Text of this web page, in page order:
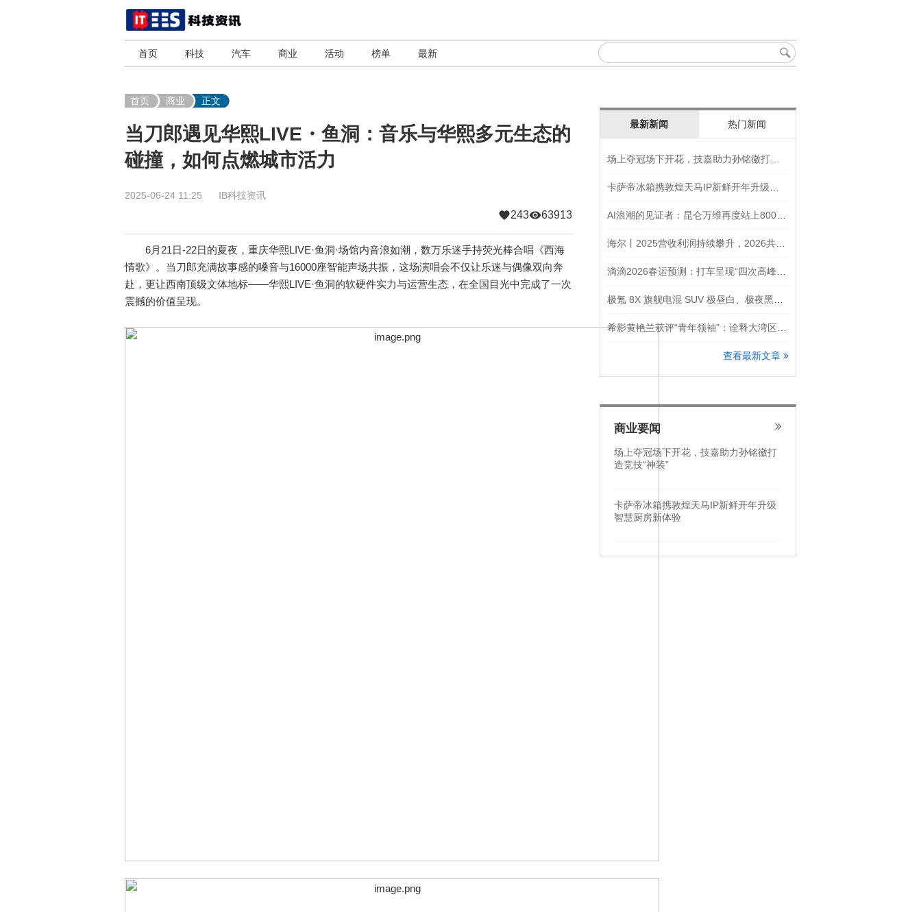
首页 科技 汽车 商业 活动 榜单 最新
首页 商业 正文
当刀郎遇见华熙LIVE・鱼洞：音乐与华熙多元生态的
碰撞，如何点燃城市活力
2025-06-24 11:25 IB科技资讯
243 63913
6月21日-22日的夏夜，重庆华熙LIVE·鱼洞·场馆内音浪如潮，数万乐迷手持荧光棒合唱《西海
情歌》。当刀郎充满故事感的嗓音与16000座智能声场共振，这场演唱会不仅让乐迷与偶像双向奔
赴，更让西南顶级文体地标——华熙LIVE·鱼洞的软硬件实力与运营生态，在全国目光中完成了一次
震撼的价值呈现。
最新新闻 热门新闻
查看最新文章
商业要闻
场上夺冠场下开花，技嘉助力孙铭徽打
造竞技“神装”
卡萨帝冰箱携敦煌天马IP新鲜开年升级
智慧厨房新体验